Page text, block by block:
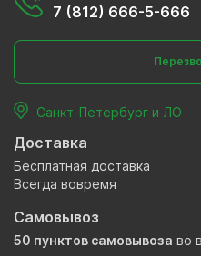
7 (812) 666-5-666
Санкт-Петербург и ЛО
Доставка
Бесплатная доставка
Всегда вовремя
Самовывоз
50 пунктов самовывоза во